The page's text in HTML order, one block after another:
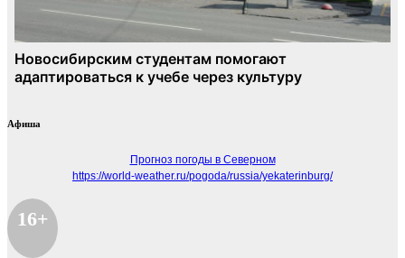
Афиша
Прогноз погоды в Северном
https://world-weather.ru/pogoda/russia/yekaterinburg/
16+